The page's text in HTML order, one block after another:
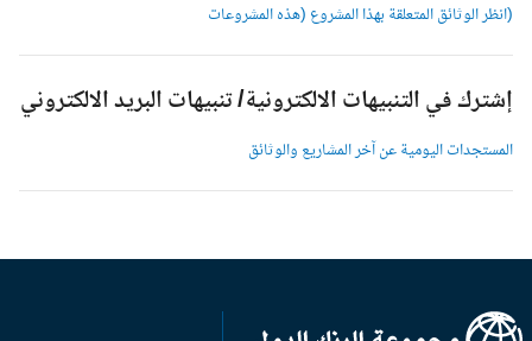
(انظر الوثائق المتعلقة بهذا المشروع (هذه المشروعات
إشترك في التنبيهات الالكترونية/ تنبيهات البريد الالكتروني
المستجدات اليومية عن آخر المشاريع والوثائق